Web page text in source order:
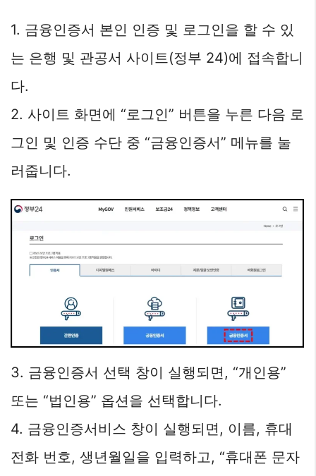
1. 금융인증서 본인 인증 및 로그인을 할 수 있
는 은행 및 관공서 사이트(정부 24)에 접속합니
다.
2. 사이트 화면에 “로그인” 버튼을 누른 다음 로
그인 및 인증 수단 중 “금융인증서” 메뉴를 눌
러줍니다.
3. 금융인증서 선택 창이 실행되면, “개인용”
또는 “법인용” 옵션을 선택합니다.
4. 금융인증서비스 창이 실행되면, 이름, 휴대
전화 번호, 생년월일을 입력하고, “휴대폰 문자